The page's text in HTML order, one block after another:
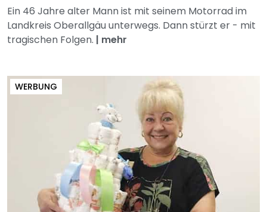
Ein 46 Jahre alter Mann ist mit seinem Motorrad im
Landkreis Oberallgäu unterwegs. Dann stürzt er - mit
tragischen Folgen. | mehr
WERBUNG